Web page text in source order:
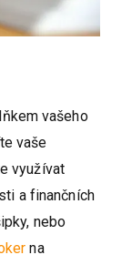
vašeho
vaše
využívat
a finančních
nebo
na